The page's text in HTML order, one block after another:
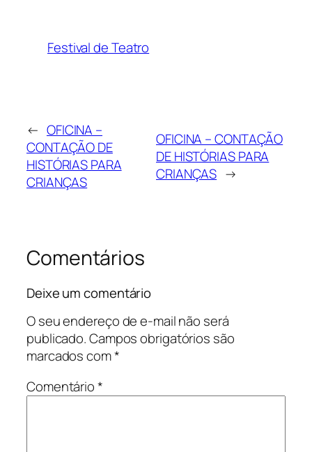
Festival de Teatro
← OFICINA –
CONTAÇÃO DE
HISTÓRIAS PARA
CRIANÇAS
OFICINA – CONTAÇÃO
DE HISTÓRIAS PARA
CRIANÇAS →
Comentários
Deixe um comentário
O seu endereço de e-mail não será
publicado.Campos obrigatórios são
marcados com*
Comentário*